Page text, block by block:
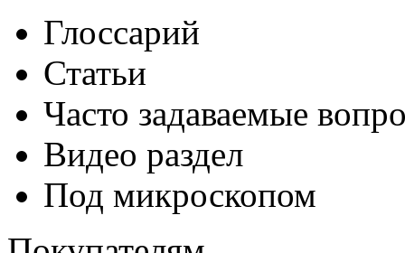
Глоссарий
Статьи
Часто задаваемые
Видео раздел
Под микроскопом